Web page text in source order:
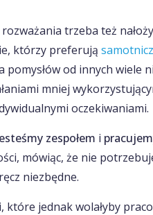
trzeba też
którzy preferują
pomysłów od innych wiele
mniej
oczekiwaniami.
zespołem i
mówiąc, że nie
niezbędne.
które jednak wolałyby